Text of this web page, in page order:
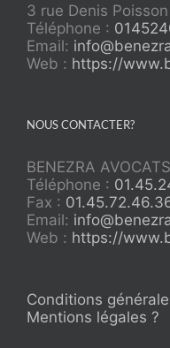
3 rue Denis
Téléphone :
Email:
Web : https://
NOUS CONTACTER?
BENEZRA AVOCATS
Téléphone :
Fax :
Email:
Web : https://
Conditions
Mentions légales ?